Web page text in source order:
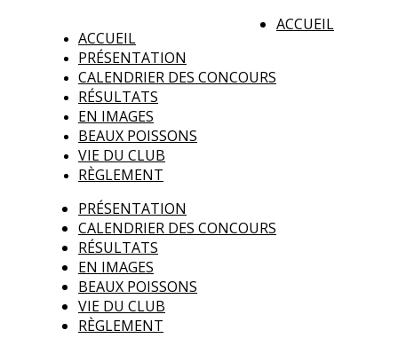
ACCUEIL
PRÉSENTATION
CALENDRIER DES CONCOURS
RÉSULTATS
EN IMAGES
BEAUX POISSONS
VIE DU CLUB
RÈGLEMENT
ACCUEIL
PRÉSENTATION
CALENDRIER DES CONCOURS
RÉSULTATS
EN IMAGES
BEAUX POISSONS
VIE DU CLUB
RÈGLEMENT